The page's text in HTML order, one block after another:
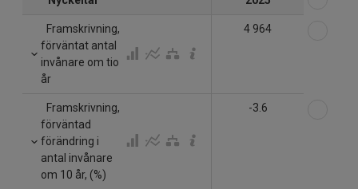
Framskrivning,
förväntat antal
invånare om tio
år
4 964
Framskrivning,
förväntad
förändring i
antal invånare
om 10 år, (%)
-3.6